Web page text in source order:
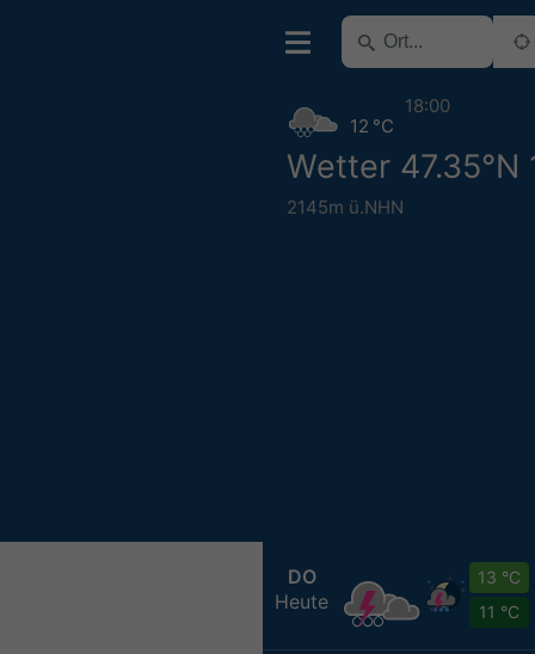
Wetter 47.35°N
2145m ü.NHN
12 °C
18:00
DO
Heute
13 °C
11 °C